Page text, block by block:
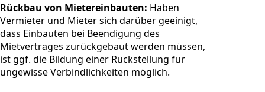
Rückbau von Mietereinbauten: Haben
Vermieter und Mieter sich darüber geeinigt,
dass Einbauten bei Beendigung des
Mietvertrages zurückgebaut werden müssen,
ist ggf. die Bildung einer Rückstellung für
ungewisse Verbindlichkeiten möglich.